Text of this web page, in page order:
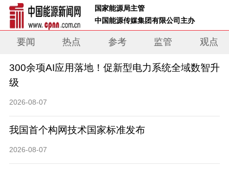
国家能源局主管
中国能源传媒集团有限公司主办
要闻 热点 参考 监管 观点
300余项AI应用落地！促新型电力系统全域数智升
级
2026-08-07
我国首个构网技术国家标准发布
2026-08-07